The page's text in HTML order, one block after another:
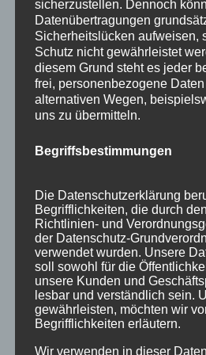
Wir sind Mitglied bei
sicherzustellen. Dennoch
Datenübertragungen
Sicherheitslücken aufweisen,
Schutz nicht gewährleistet
diesem Grund steht es jeder
frei, personenbezogene
alternativen Wegen,
uns zu übermitteln.
Begriffsbestimmungen
Die Datenschutzerklärung
Begrifflichkeiten, die durch
Richtlinien- und
der Datenschutz-
verwendet wurden. Unsere
soll sowohl für die
unsere Kunden und
lesbar und verständlich sein.
gewährleisten, möchten wir
Begrifflichkeiten erläutern.
Wir verwenden in dieser